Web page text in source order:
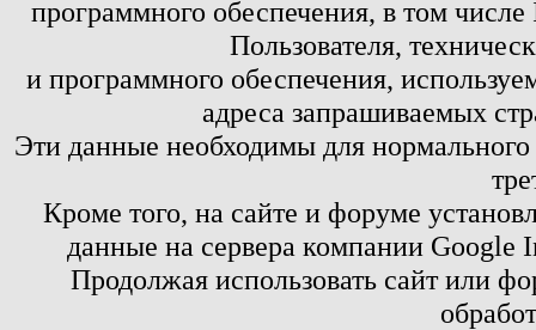
программного обеспечения, в том
Пользователя,
и программного обеспечения,
адреса запрашиваемых
Эти данные необходимы для
Кроме того, на сайте и форуме
данные на сервера компании
Продолжая использовать сайт или